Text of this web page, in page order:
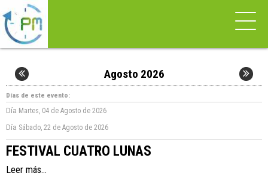
Agosto 2026
Días de este evento:
Día Martes, 04 de Agosto de 2026
Día Sábado, 22 de Agosto de 2026
FESTIVAL CUATRO LUNAS
Leer más...